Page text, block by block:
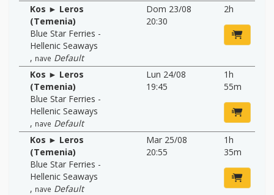
Kos ► Leros
(Temenia)
Blue Star Ferries -
Hellenic Seaways
, nave Default
Dom 23/08
20:30
2h
Kos ► Leros
(Temenia)
Blue Star Ferries -
Hellenic Seaways
, nave Default
Lun 24/08
19:45
1h
55m
Kos ► Leros
(Temenia)
Blue Star Ferries -
Hellenic Seaways
, nave Default
Mar 25/08
20:55
1h
35m